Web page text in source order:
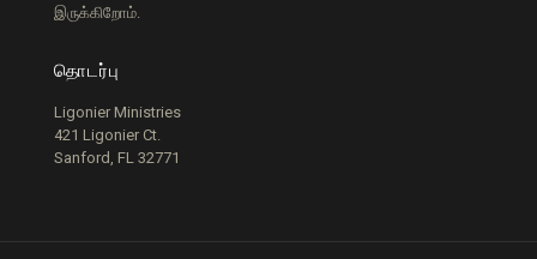
இருக்கிறோம்.
தொடர்பு
Ligonier Ministries
421 Ligonier Ct.
Sanford, FL 32771